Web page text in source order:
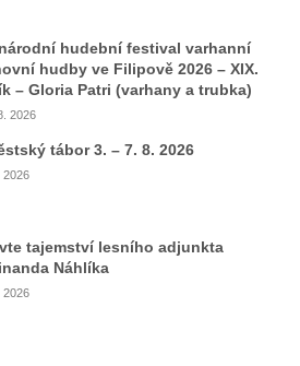
Křečanech
(Sadová ulice)
ulici v Dubé
ulici v Dubé
ulici v Dubé
ulici v Dubé
ulici v Dubé
ulici v Dubé
hudební festival varhanní
hudby ve Filipově 2026 – XIX.
– Gloria Patri (varhany a trubka)
2026
tábor 3. – 7. 8. 2026
2026
tajemství lesního adjunkta
Náhlíka
2026